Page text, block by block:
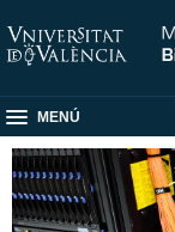
MENÚ